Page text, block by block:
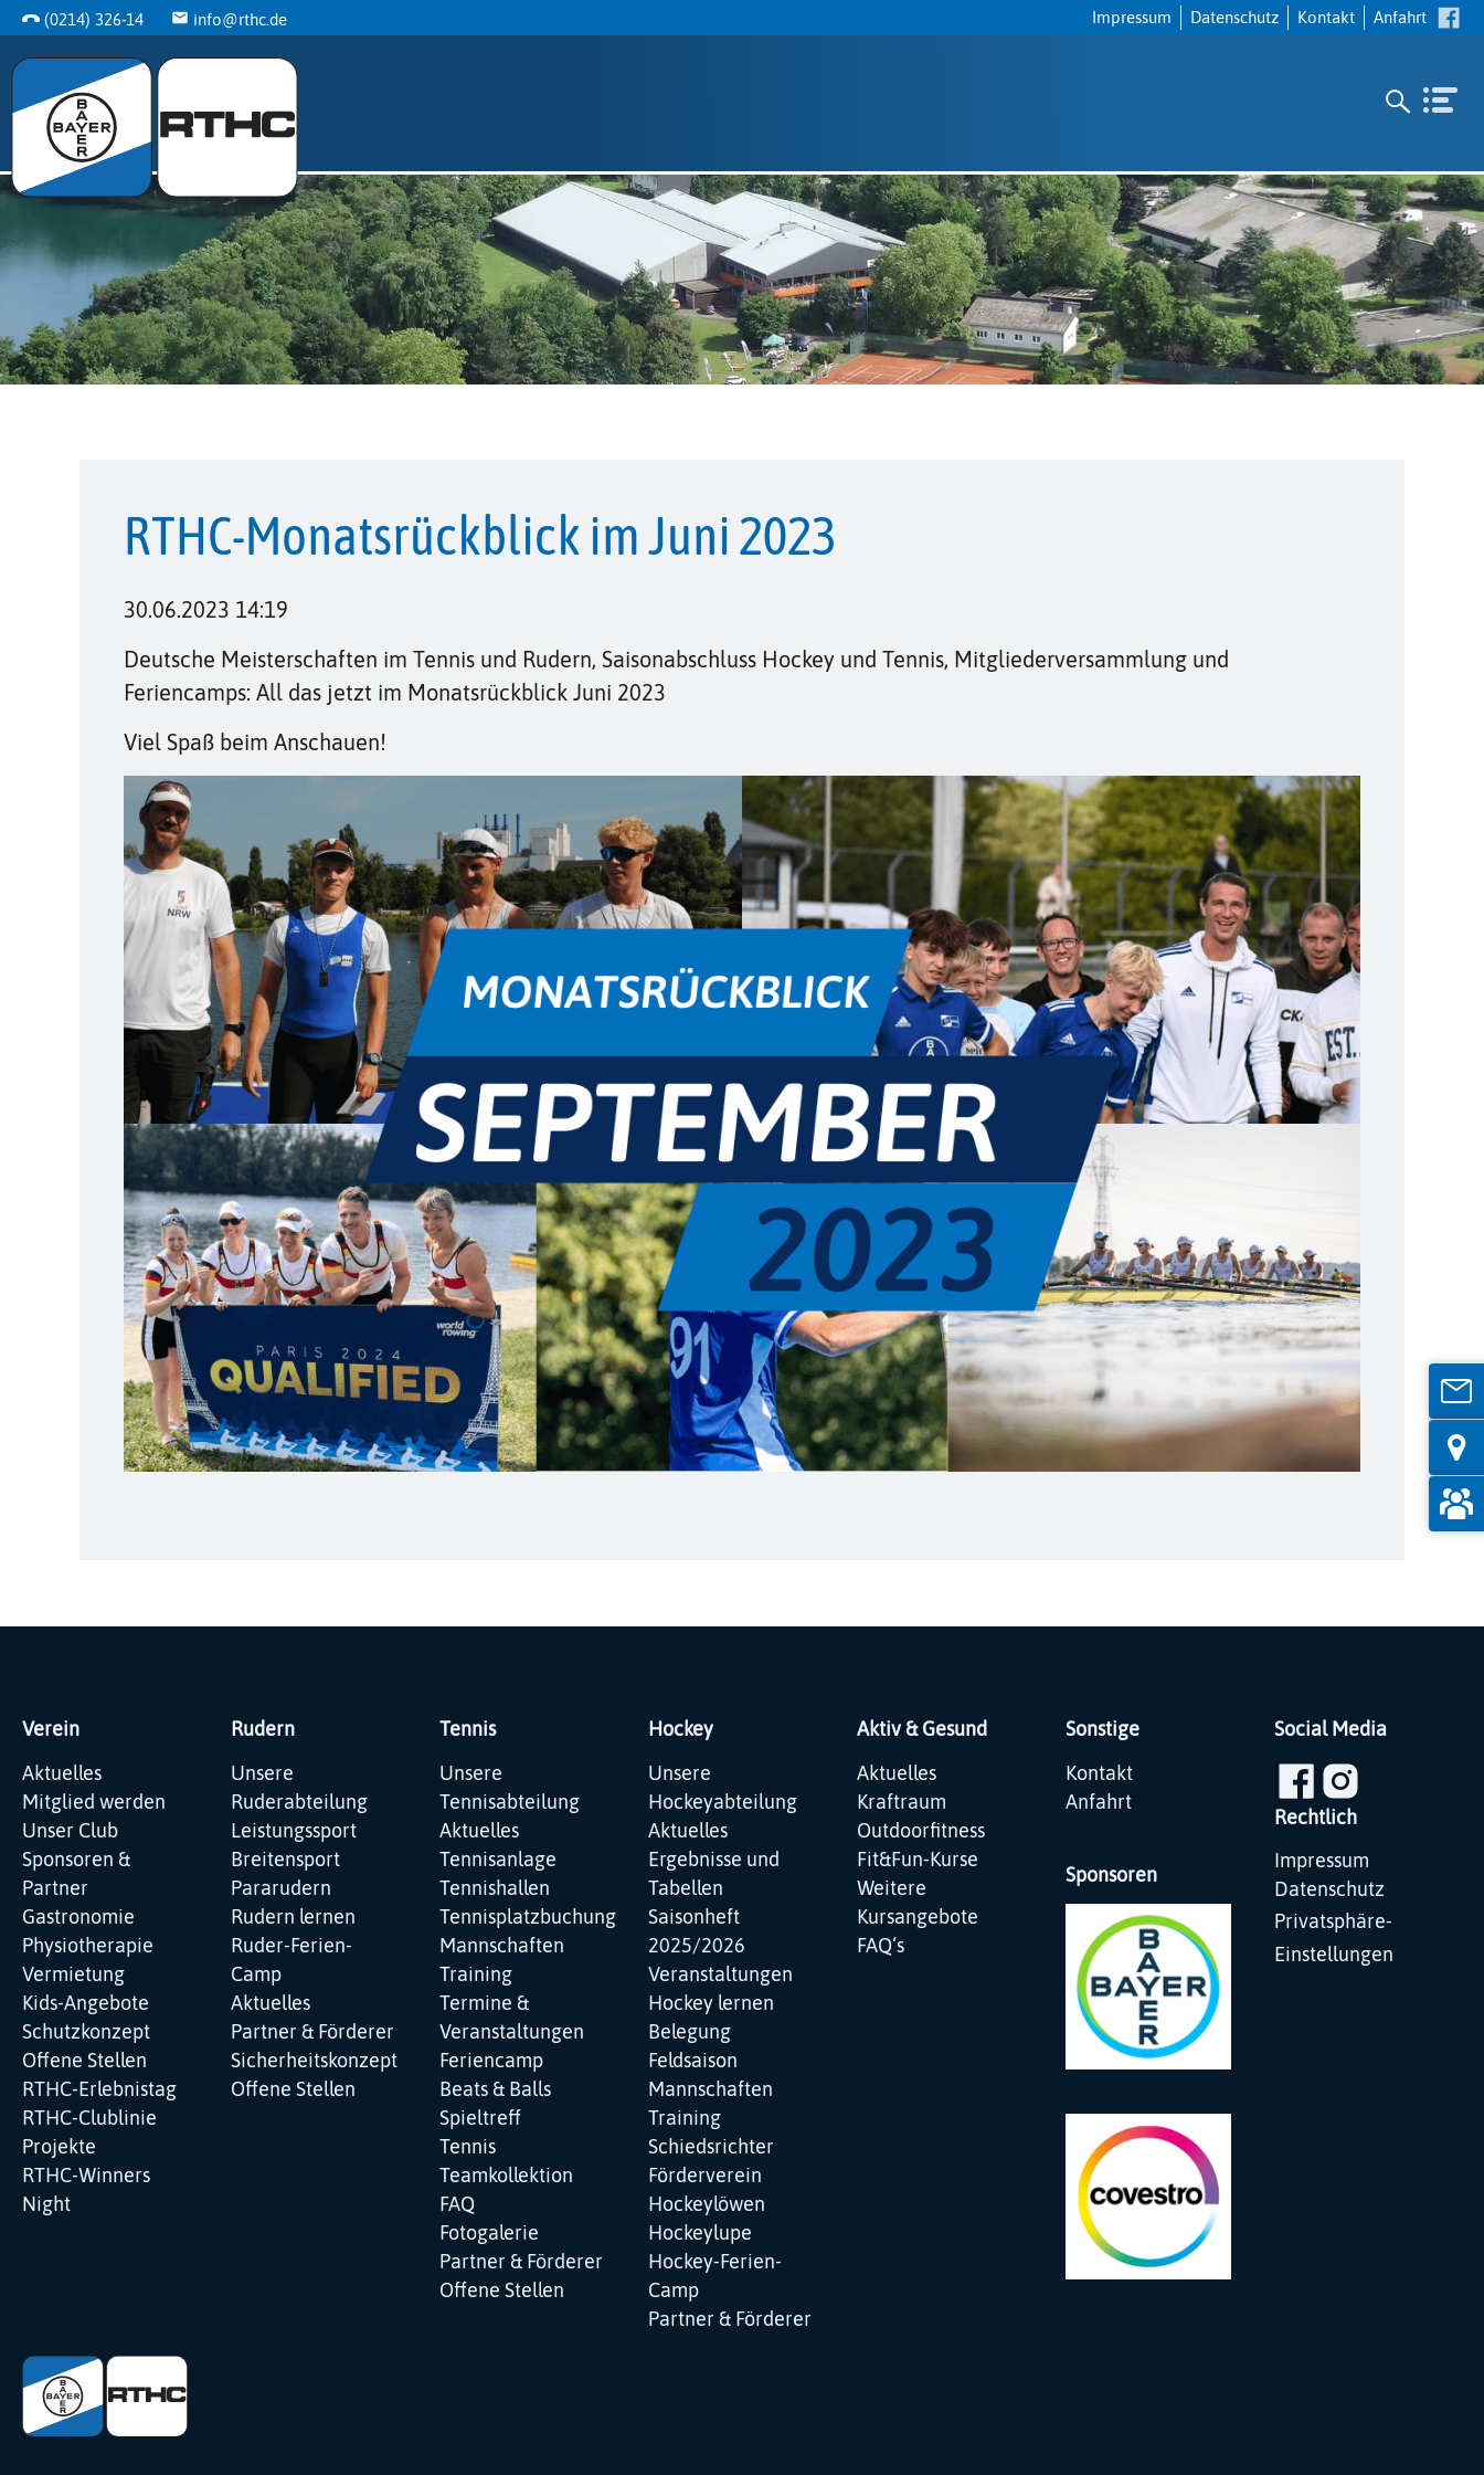
(0214) 326-14 info@rthc.de
Navigation
überspringen
Impressum Datenschutz Kontakt Anfahrt
RTHC-Monatsrückblick im Juni 2023
30.06.2023 14:19
Deutsche Meisterschaften im Tennis und Rudern, Saisonabschluss Hockey und Tennis, Mitgliederversammlung und
Feriencamps: All das jetzt im Monatsrückblick Juni 2023
Viel Spaß beim Anschauen!
Verein
Navigation
überspringen
Aktuelles
Mitglied werden
Unser Club
Sponsoren &
Partner
Gastronomie
Physiotherapie
Vermietung
Kids-Angebote
Schutzkonzept
Offene Stellen
RTHC-Erlebnistag
RTHC-Clublinie
Projekte
RTHC-Winners
Night
Rudern
Navigation
überspringen
Unsere
Ruderabteilung
Leistungssport
Breitensport
Pararudern
Rudern lernen
Ruder-Ferien-
Camp
Aktuelles
Partner & Förderer
Sicherheitskonzept
Offene Stellen
Tennis
Navigation
überspringen
Unsere
Tennisabteilung
Aktuelles
Tennisanlage
Tennishallen
Tennisplatzbuchung
Mannschaften
Training
Termine &
Veranstaltungen
Feriencamp
Beats & Balls
Spieltreff
Tennis
Teamkollektion
FAQ
Fotogalerie
Partner & Förderer
Offene Stellen
Hockey
Navigation
überspringen
Unsere
Hockeyabteilung
Aktuelles
Ergebnisse und
Tabellen
Saisonheft
2025/2026
Veranstaltungen
Hockey lernen
Belegung
Feldsaison
Mannschaften
Training
Schiedsrichter
Förderverein
Hockeylöwen
Hockeylupe
Hockey-Ferien-
Camp
Partner & Förderer
Aktiv & Gesund
Navigation
überspringen
Aktuelles
Kraftraum
Outdoorfitness
Fit&Fun-Kurse
Weitere
Kursangebote
FAQ‘s
Sonstige
Navigation
überspringen
Kontakt
Anfahrt
Sponsoren
Social Media
Rechtlich
Navigation
überspringen
Impressum
Datenschutz
Privatsphäre-
Einstellungen